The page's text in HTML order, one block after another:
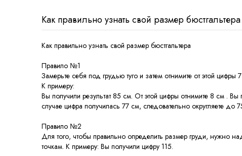
Как правильно узнать свой размер бюстгальтера
Как правильно узнать свой размер бюстгальтера
Правило №1
Замерьте себя под грудью туго и затем отнимите от этой цифры
К примеру:
Вы получили результат 85 см. От этой цифры отнимите 8 см . Вы
случае цифра получилась 77 см, следовательно округляете
Правило №2
Для того, чтобы правильно определить размер груди, нужно
точкам. К примеру: Вы получили цифру 115.